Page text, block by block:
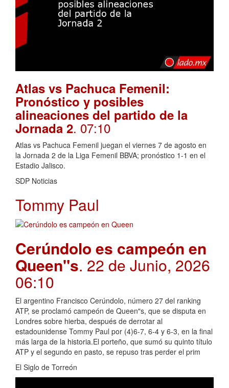
Atlas vs Pachuca Femenil:
Pronóstico y posibles
alineaciones del partido de la
Jornada 2. 07:10
Atlas vs Pachuca Femenil juegan el viernes 7 de agosto en
la Jornada 2 de la Liga Femenil BBVA; pronóstico 1-1 en el
Estadio Jalisco.
SDP Noticias
Tommy Paul
Cerúndolo es campeón en
Queen"s. 22 de Junio, 2026
06:10
El argentino Francisco Cerúndolo, número 27 del ranking
ATP, se proclamó campeón de Queen"s, que se disputa en
Londres sobre hierba, después de derrotar al
estadounidense Tommy Paul por (4)6-7, 6-4 y 6-3, en la final
más larga de la historia.El porteño, que sumó su quinto título
ATP y el segundo en pasto, se repuso tras perder el prim
El Siglo de Torreón